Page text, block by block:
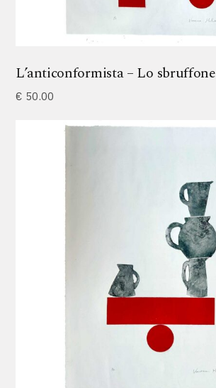
L’anticonformista – Lo sbruffone
€ 50.00